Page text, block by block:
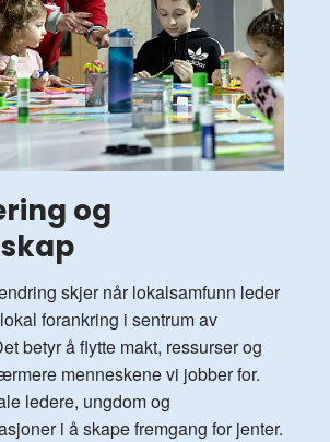
og
skjer når lokalsamfunn leder
forankring i sentrum av
betyr å flytte makt, ressurser og
menneskene vi jobber for.
ledere, ungdom og
i å skape fremgang for jenter.